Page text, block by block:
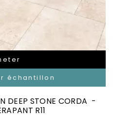
échantillon
DEEP STONE CORDA -
R11